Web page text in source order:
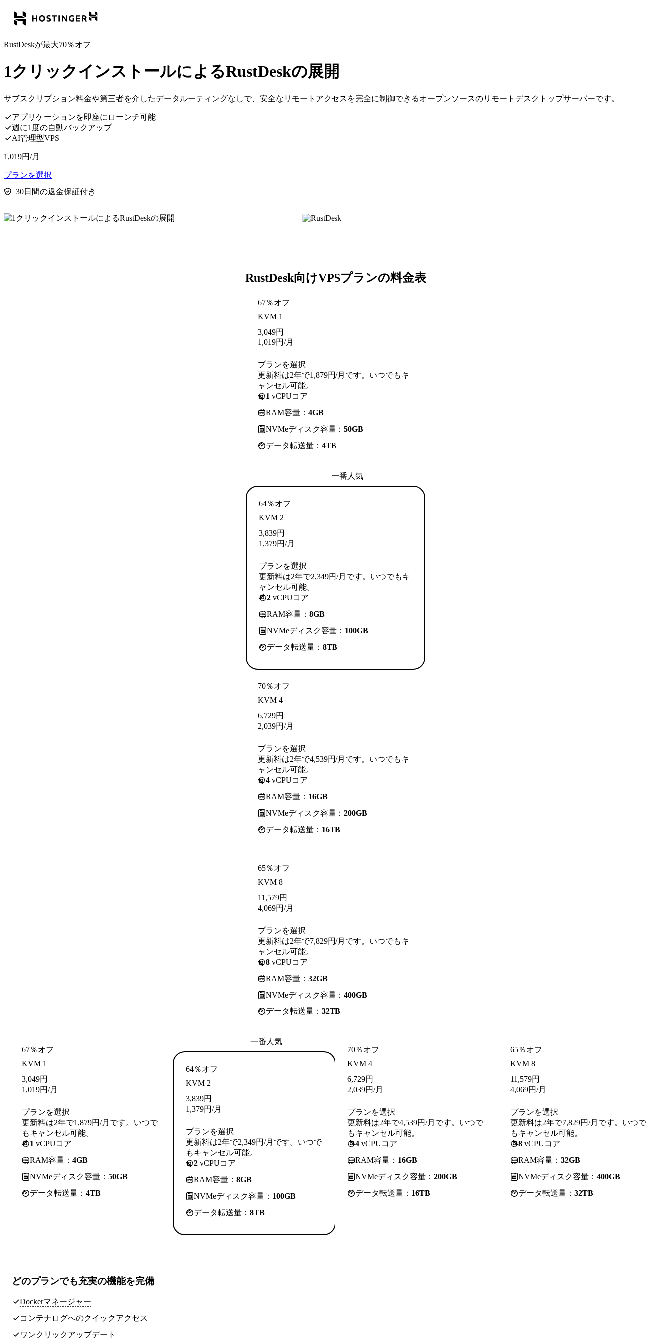
RustDeskが最大70％オフ
1クリックインストールによるRustDeskの展開
サブスクリプション料金や第三者を介したデータルーティングなしで、安全なリモートアクセスを完全に制御できるオープンソースのリモートデスクトップサーバーです。
アプリケーションを即座にローンチ可能
週に1度の自動バックアップ
AI管理型VPS
1,019円/月
プランを選択
30日間の返金保証付き
RustDesk向けVPSプランの料金表
67％オフ
KVM 1
3,049円
1,019円/月
プランを選択
更新料は2年で1,879円/月です。いつでもキ
ャンセル可能。
1 vCPUコア
RAM容量： 4GB
NVMeディスク容量： 50GB
データ転送量： 4TB
一番人気
64％オフ
KVM 2
3,839円
1,379円/月
プランを選択
更新料は2年で2,349円/月です。いつでもキ
ャンセル可能。
2 vCPUコア
RAM容量： 8GB
NVMeディスク容量： 100GB
データ転送量： 8TB
70％オフ
KVM 4
6,729円
2,039円/月
プランを選択
更新料は2年で4,539円/月です。いつでもキ
ャンセル可能。
4 vCPUコア
RAM容量： 16GB
NVMeディスク容量： 200GB
データ転送量： 16TB
65％オフ
KVM 8
11,579円
4,069円/月
プランを選択
更新料は2年で7,829円/月です。いつでもキ
ャンセル可能。
8 vCPUコア
RAM容量： 32GB
NVMeディスク容量： 400GB
データ転送量： 32TB
67％オフ
KVM 1
3,049円
1,019円/月
プランを選択
更新料は2年で1,879円/月です。いつで
もキャンセル可能。
1 vCPUコア
RAM容量： 4GB
NVMeディスク容量： 50GB
データ転送量： 4TB
一番人気
64％オフ
KVM 2
3,839円
1,379円/月
プランを選択
更新料は2年で2,349円/月です。いつで
もキャンセル可能。
2 vCPUコア
RAM容量： 8GB
NVMeディスク容量： 100GB
データ転送量： 8TB
70％オフ
KVM 4
6,729円
2,039円/月
プランを選択
更新料は2年で4,539円/月です。いつで
もキャンセル可能。
4 vCPUコア
RAM容量： 16GB
NVMeディスク容量： 200GB
データ転送量： 16TB
65％オフ
KVM 8
11,579円
4,069円/月
プランを選択
更新料は2年で7,829円/月です。いつで
もキャンセル可能。
8 vCPUコア
RAM容量： 32GB
NVMeディスク容量： 400GB
データ転送量： 32TB
どのプランでも充実の機能を完備
Dockerマネージャー
コンテナログへのクイックアクセス
ワンクリックアップデート